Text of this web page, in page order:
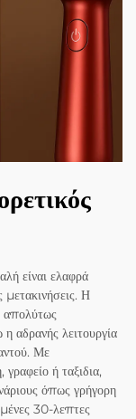
είναι ελαφρά
Η
απολύτως
αδρανής λειτουργία
Με
ή ταξιδια,
όπως γρήγορη
30-λεπτες